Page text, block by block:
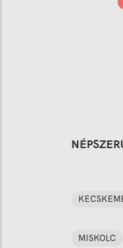
MISKOLC